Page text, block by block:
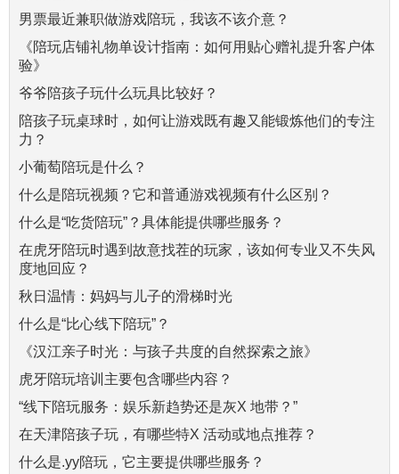
男票最近兼职做游戏陪玩，我该不该介意？
《陪玩店铺礼物单设计指南：如何用贴心赠礼提升客户体
验》
爷爷陪孩子玩什么玩具比较好？
陪孩子玩桌球时，如何让游戏既有趣又能锻炼他们的专注
力？
小葡萄陪玩是什么？
什么是陪玩视频？它和普通游戏视频有什么区别？
什么是“吃货陪玩”？具体能提供哪些服务？
在虎牙陪玩时遇到故意找茬的玩家，该如何专业又不失风
度地回应？
秋日温情：妈妈与儿子的滑梯时光
什么是“比心线下陪玩”？
《汉江亲子时光：与孩子共度的自然探索之旅》
虎牙陪玩培训主要包含哪些内容？
“线下陪玩服务：娱乐新趋势还是灰X 地带？”
在天津陪孩子玩，有哪些特X 活动或地点推荐？
什么是.yy陪玩，它主要提供哪些服务？